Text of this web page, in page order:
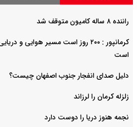
راننده ۸ ساله کامیون متوقف شد
کرمانپور : ۲۰۰ روز است مسیر هوایی
است
دلیل صدای انفجار جنوب اصفهان چیست؟
زلزله کرمان را لرزاند
نجمه هنوز دریا را دوست دارد